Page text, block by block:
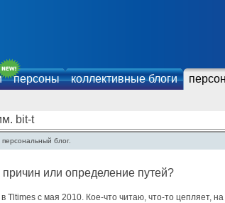
персоны коллективные блоги
bit-t
блог.
причин или определение путей?
Tltimes с мая 2010. Кое-что читаю, что-то цепляет,